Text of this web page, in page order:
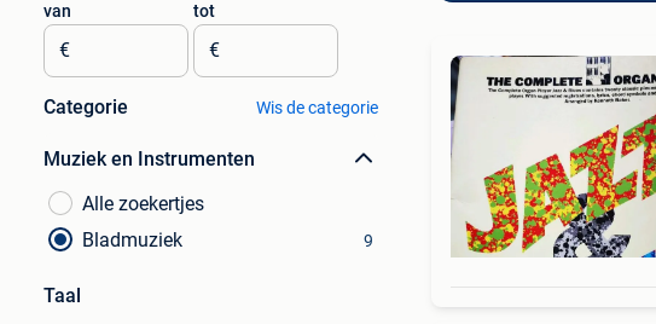
van
€
tot
€
Categorie Wis de categorie
Muziek en Instrumenten
Alle zoekertjes
Bladmuziek
9
Taal